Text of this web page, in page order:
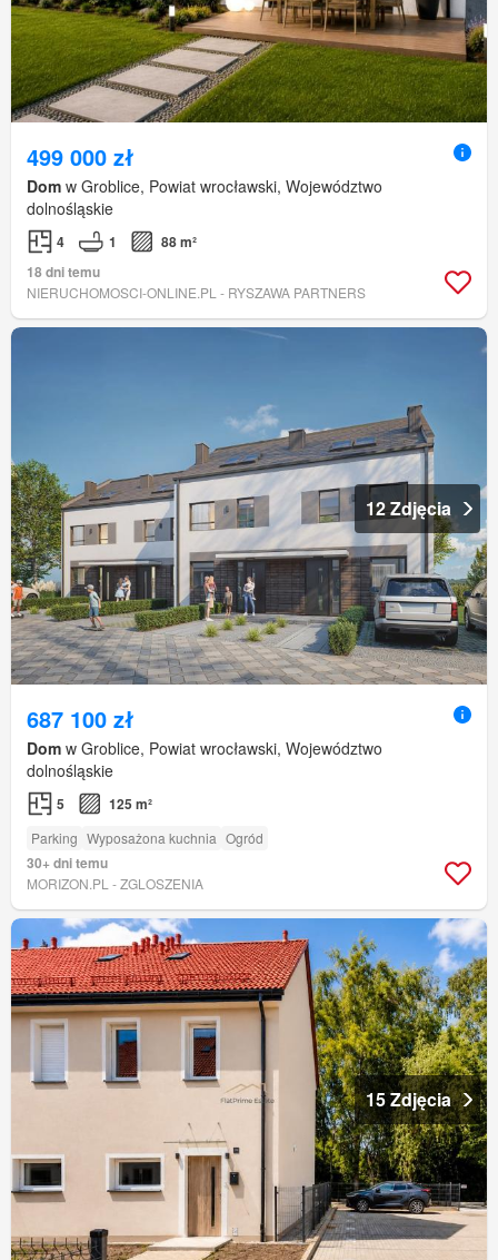
499 000 zł
Dom w Groblice, Powiat wrocławski, Województwo
dolnośląskie
4 1
88 m²
18 dni temu
NIERUCHOMOSCI-ONLINE.PL - RYSZAWA PARTNERS
12 Zdjęcia
687 100 zł
Dom w Groblice, Powiat wrocławski, Województwo
dolnośląskie
5 125 m²
Parking Wyposażona kuchnia Ogród
30+ dni temu
MORIZON.PL - ZGLOSZENIA
15 Zdjęcia